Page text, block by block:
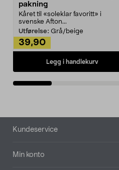
pakning
Kåret til «soleklar favoritt» i
svenske Afton...
Utførelse: Grå/beige
39,90
Legg i handlekurv
Bunntekst
Kundeservice
Min konto